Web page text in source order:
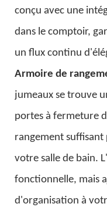
conçu avec une
dans le comptoir,
un flux continu
Armoire de
jumeaux se trouve
portes à fermeture
rangement suffisant
votre salle de bain.
fonctionnelle, mais
d'organisation à